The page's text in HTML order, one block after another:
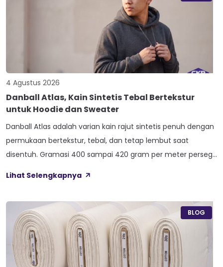
4 Agustus 2026
Danball Atlas, Kain Sintetis Tebal Bertekstur
untuk Hoodie dan Sweater
Danball Atlas adalah varian kain rajut sintetis penuh dengan
permukaan bertekstur, tebal, dan tetap lembut saat
disentuh. Gramasi 400 sampai 420 gram per meter persegi,
Anti Bacterial, dan Anti Kusut, membuat kain ini pas untuk
Nama Atlas boleh jadi belum […]
Lihat Selengkapnya
BLOG